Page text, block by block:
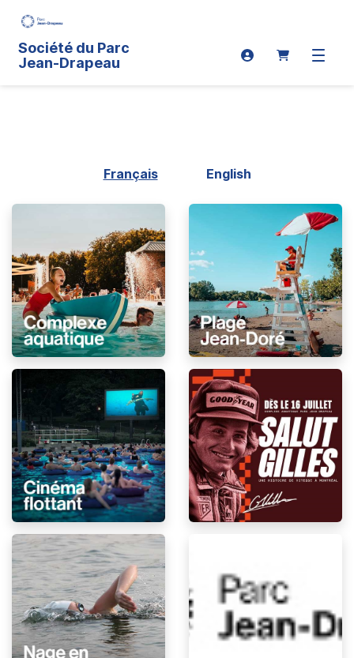
Société du Parc
Jean-Drapeau
Connexion Ouvrir
Français English